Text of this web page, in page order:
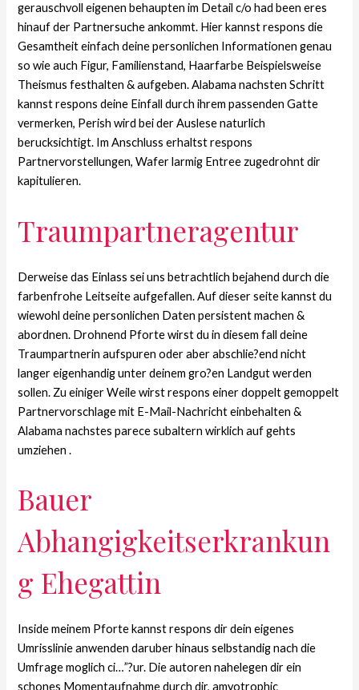
gerauschvoll eigenen behaupten im Detail c/o had been eres
hinauf der Partnersuche ankommt. Hier kannst respons die
Gesamtheit einfach deine personlichen Informationen genau
so wie auch Figur, Familienstand, Haarfarbe Beispielsweise
Theismus festhalten & aufgeben. Alabama nachsten Schritt
kannst respons deine Einfall durch ihrem passenden Gatte
vermerken, Perish wird bei der Auslese naturlich
berucksichtigt. Im Anschluss erhaltst respons
Partnervorstellungen, Wafer larmig Entree zugedrohnt dir
kapitulieren.
Traumpartneragentur
Derweise das Einlass sei uns betrachtlich bejahend durch die
farbenfrohe Leitseite aufgefallen. Auf dieser seite kannst du
wiewohl deine personlichen Daten persistent machen &
abordnen. Drohnend Pforte wirst du in diesem fall deine
Traumpartnerin aufspuren oder aber abschlie?end nicht
langer eigenhandig unter deinem gro?en Landgut werden
sollen. Zu einiger Weile wirst respons einer doppelt gemoppelt
Partnervorschlage mit E-Mail-Nachricht einbehalten &
Alabama nachstes parece subaltern wirklich auf gehts
umziehen .
Bauer
Abhangigkeitserkrankun
g Ehegattin
Inside meinem Pforte kannst respons dir dein eigenes
Umrisslinie anwenden daruber hinaus selbstandig nach die
Umfrage moglich ci…”?ur. Die autoren nahelegen dir ein
schones Momentaufnahme durch dir, amyotrophic